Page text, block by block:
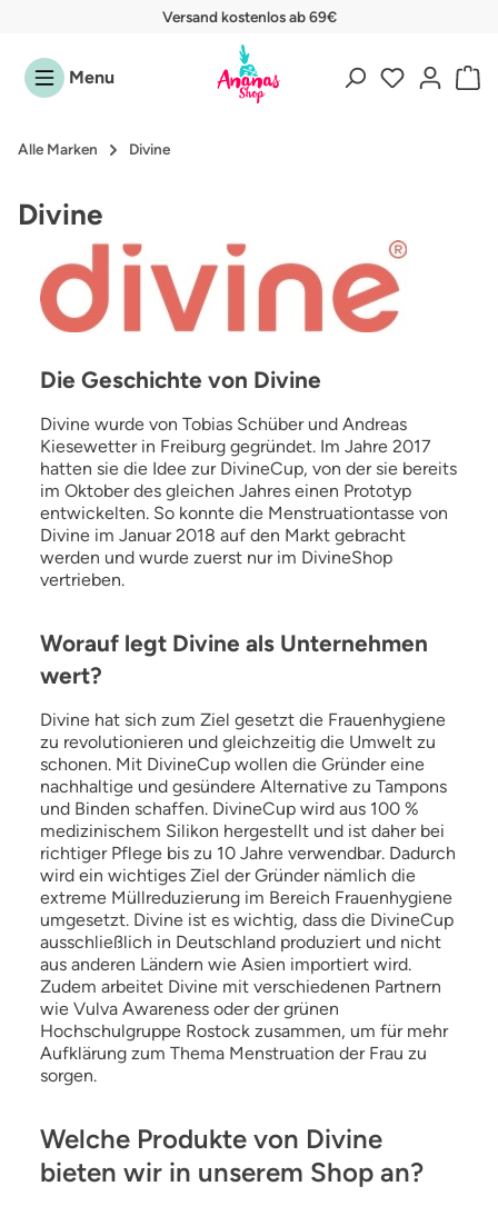
Zum Hauptinhalt springenVersand kostenlos ab 69€
Menu
Alle Marken Divine
Divine
Die Geschichte von Divine
Divine wurde von Tobias Schüber und Andreas
Kiesewetter in Freiburg gegründet. Im Jahre 2017
hatten sie die Idee zur DivineCup, von der sie bereits
im Oktober des gleichen Jahres einen Prototyp
entwickelten. So konnte die Menstruationtasse von
Divine im Januar 2018 auf den Markt gebracht
werden und wurde zuerst nur im DivineShop
vertrieben.
Worauf legt Divine als Unternehmen
wert?
Divine hat sich zum Ziel gesetzt die Frauenhygiene
zu revolutionieren und gleichzeitig die Umwelt zu
schonen. Mit DivineCup wollen die Gründer eine
nachhaltige und gesündere Alternative zu Tampons
und Binden schaffen. DivineCup wird aus 100 %
medizinischem Silikon hergestellt und ist daher bei
richtiger Pflege bis zu 10 Jahre verwendbar. Dadurch
wird ein wichtiges Ziel der Gründer nämlich die
extreme Müllreduzierung im Bereich Frauenhygiene
umgesetzt. Divine ist es wichtig, dass die DivineCup
ausschließlich in Deutschland produziert und nicht
aus anderen Ländern wie Asien importiert wird.
Zudem arbeitet Divine mit verschiedenen Partnern
wie Vulva Awareness oder der grünen
Hochschulgruppe Rostock zusammen, um für mehr
Aufklärung zum Thema Menstruation der Frau zu
sorgen.
Welche Produkte von Divine
bieten wir in unserem Shop an?